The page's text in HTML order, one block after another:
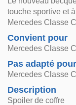
touche sportive et
Mercedes Classe
Convient pour
Mercedes Classe
Pas adapté pour
Mercedes Classe
Description
Spoiler de coffre